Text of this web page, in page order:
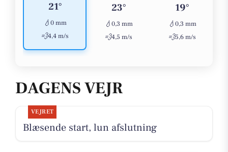
21°
💧0 mm
💨4,4 m/s
23°
💧0,3 mm
💨4,5 m/s
19°
💧0,3 mm
💨5,6 m/s
DAGENS VEJR
VEJRET
Blæsende start, lun afslutning